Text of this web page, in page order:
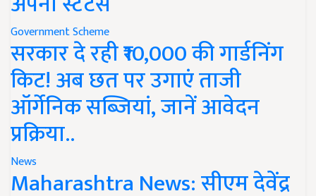
Government Scheme
सरकार दे रही ₹10,000 की गार्डनिंग
किट! अब छत पर उगाएं ताजी
ऑर्गेनिक सब्जियां, जानें आवेदन
प्रक्रिया..
News
Maharashtra News: सीएम देवेंद्र